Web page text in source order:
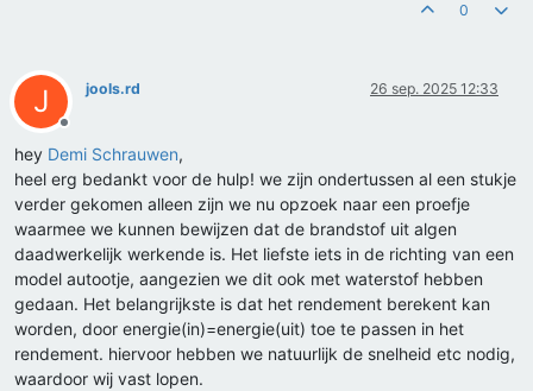
0
J
Offline
jools.rd 26 sep. 2025 12:33
hey Demi Schrauwen,
heel erg bedankt voor de hulp! we zijn ondertussen al een stukje
verder gekomen alleen zijn we nu opzoek naar een proefje
waarmee we kunnen bewijzen dat de brandstof uit algen
daadwerkelijk werkende is. Het liefste iets in de richting van een
model autootje, aangezien we dit ook met waterstof hebben
gedaan. Het belangrijkste is dat het rendement berekent kan
worden, door energie(in)=energie(uit) toe te passen in het
rendement. hiervoor hebben we natuurlijk de snelheid etc nodig,
waardoor wij vast lopen.